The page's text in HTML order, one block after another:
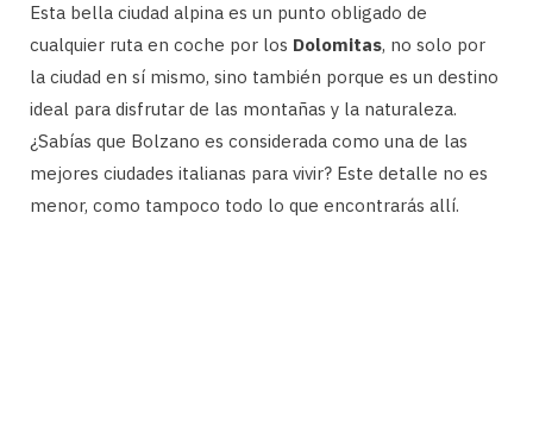
Esta bella ciudad alpina es un punto obligado de
cualquier ruta en coche por los Dolomitas, no solo por
la ciudad en sí mismo, sino también porque es un destino
ideal para disfrutar de las montañas y la naturaleza.
¿Sabías que Bolzano es considerada como una de las
mejores ciudades italianas para vivir? Este detalle no es
menor, como tampoco todo lo que encontrarás allí.